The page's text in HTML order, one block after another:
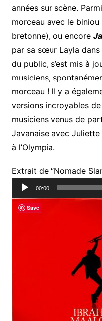
années sur scène.
morceau avec le
bretonne), ou encore
par sa sœur Layla dans
du public, s’est mis à
musiciens,
morceau ! Il y a
versions incroyables
musiciens venus de
Javanaise avec
à l’Olympia.
Extrait de “Nomade
00:00
Save